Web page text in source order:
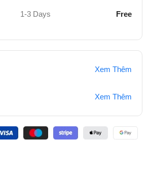
1-3 Days Free
Xem Thêm
Xem Thêm